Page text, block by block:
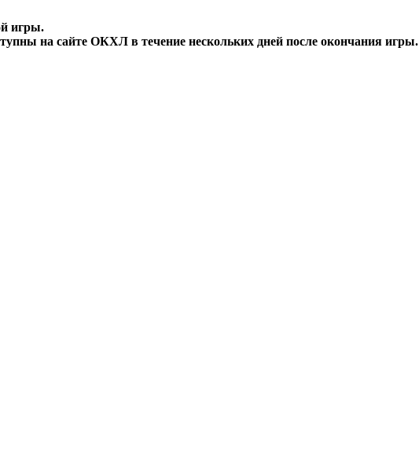
игры.
на сайте ОКХЛ в течение нескольких дней после окончания игры.